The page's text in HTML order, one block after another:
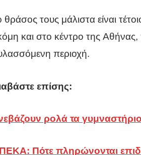
θράσος τους μάλιστα είναι
και στο κέντρο της Αθήνας,
περιοχή.
επίσης:
ρολά τα
Πότε πληρώνονται